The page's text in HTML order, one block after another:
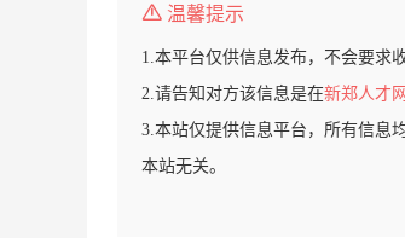
温馨提示
1.本平台仅供信息发布，不会要求
2.请告知对方该信息是在新郑人才网
3.本站仅提供信息平台，所有信息
本站无关。